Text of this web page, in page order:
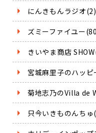
にんきもんラジオ(2)
ズミーファイユー
きいやま商店
宮城麻里子のハッ
菊地志乃のVilla de
只今いきものんちゅ